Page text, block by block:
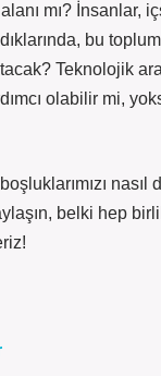
mı? İnsanlar,
bu
Teknolojik
olabilir mi,
nasıl
belki hep